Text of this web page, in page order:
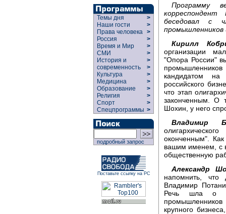
Темы дня
>
Наши гости
>
Права человека >
Россия
>
Время и Мир
>
СМИ
>
История и
современность
>
>
Культура
>
Медицина
>
Образование
>
Религия
>
Спорт
>
Спецпрограммы >
подробный запрос
Поставьте ссылку на РС
Программу
беседовал с
промышленников
Кирилл
организации
"Опора России"
кандидатом на
российского
что этап
законченным. О
Шохин, у него
Владимир
оконченным".
вашим именем, с
общественную
Александр
напомнить,
Владимир
Речь шла о
промышленников
крупного